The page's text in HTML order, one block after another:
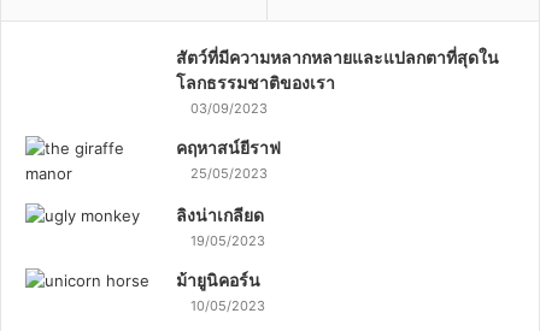
สัตว์ที่มีความหลากหลายและแปลกตาที่สุดใน
โลกธรรมชาติของเรา
03/09/2023
คฤหาสน์ยีราฟ
25/05/2023
ลิงน่าเกลียด
19/05/2023
ม้ายูนิคอร์น
10/05/2023